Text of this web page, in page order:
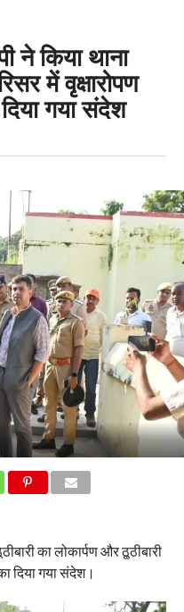
ने किया थाना
में वृक्षारोपण
गया संदेश
का लोकार्पण और ठू्ठीबारी
दिया गया संदेश।